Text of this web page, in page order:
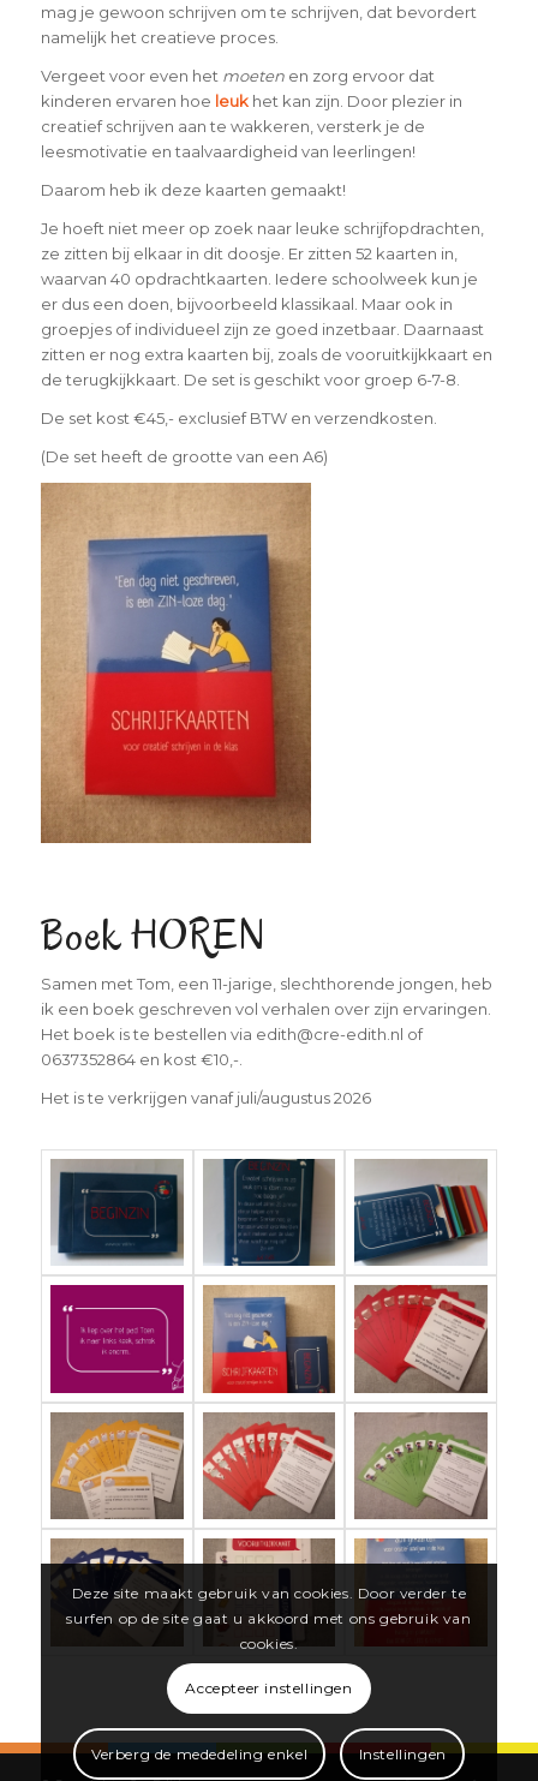
mag je gewoon schrijven om te schrijven, dat bevordert
namelijk het creatieve proces.
Vergeet voor even het moetenen zorg ervoor dat
kinderen ervaren hoe leukhet kan zijn. Door plezier in
creatief schrijven aan te wakkeren, versterk je de
leesmotivatie en taalvaardigheid van leerlingen!
Daarom heb ik deze kaarten gemaakt!
Je hoeft niet meer op zoek naar leuke schrijfopdrachten,
ze zitten bij elkaar in dit doosje. Er zitten 52 kaarten in,
waarvan 40 opdrachtkaarten. Iedere schoolweek kun je
er dus een doen, bijvoorbeeld klassikaal. Maar ook in
groepjes of individueel zijn ze goed inzetbaar. Daarnaast
zitten er nog extra kaarten bij, zoals de vooruitkijkkaart en
de terugkijkkaart. De set is geschikt voor groep 6-7-8.
De set kost €45,- exclusief BTW en verzendkosten.
(De set heeft de grootte van een A6)
Boek HOREN
Samen met Tom, een 11-jarige, slechthorende jongen, heb
ik een boek geschreven vol verhalen over zijn ervaringen.
Het boek is te bestellen via edith@cre-edith.nl of
0637352864 en kost €10,-.
Het is te verkrijgen vanaf juli/augustus 2026
Deze site maakt gebruik van cookies. Door verder te
surfen op de site gaat u akkoord met ons gebruik van
cookies.
Accepteer instellingen
Verberg de mededeling enkel Instellingen